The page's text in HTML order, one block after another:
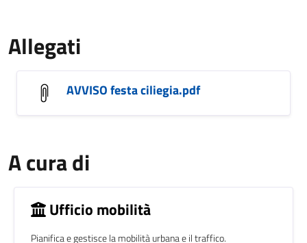
Allegati
AVVISO festa ciliegia.pdf
A cura di
Ufficio mobilità
Pianifica e gestisce la mobilità urbana e il traffico.